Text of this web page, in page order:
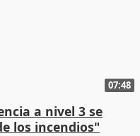
07:48
a nivel 3 se
los incendios"